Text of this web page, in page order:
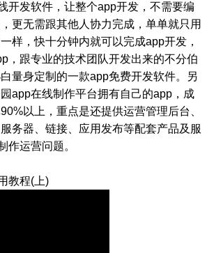
开发软件，让整个app开发，不需要编
更无需跟其他人协力完成，单单就只用
样，快十分钟内就可以完成app开发，
，跟专业的技术团队开发出来的不分伯
量身定制的一款app免费开发软件。另
app在线制作平台拥有自己的app，成
以上，重点是还提供运营管理后台、
务器、链接、应用发布等配套产品及服
作运营问题。
教程(上)